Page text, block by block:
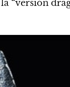
“versión